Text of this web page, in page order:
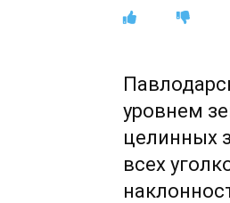
уровнем
целинных
всех